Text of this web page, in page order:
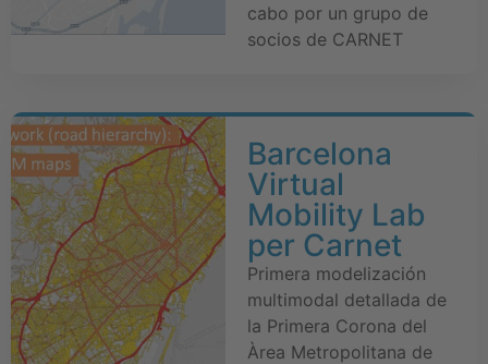
cabo por un grupo de
socios de CARNET
Barcelona
Virtual
Mobility Lab
per Carnet
Primera modelización
multimodal detallada de
la Primera Corona del
Àrea Metropolitana de